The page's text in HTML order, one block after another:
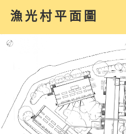
漁光村平面圖